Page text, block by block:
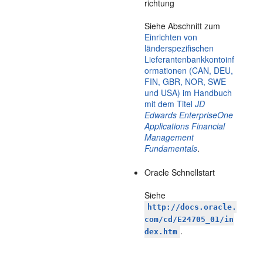
richtung
Siehe Abschnitt zum
Einrichten von
länderspezifischen
Lieferantenbankkontoinf
ormationen (CAN, DEU,
FIN, GBR, NOR, SWE
und USA) im Handbuch
mit dem TitelJD
Edwards EnterpriseOne
Applications Financial
Management
Fundamentals.
Oracle Schnellstart
Siehe
http://docs.oracle.
com/cd/E24705_01/in
dex.htm .